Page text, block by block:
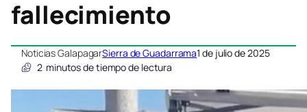
fallecimiento
Noticias GalapagarSierra de Guadarrama1 de julio de 2025
2 minutos de tiempo de lectura